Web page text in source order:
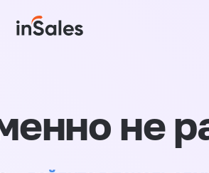
не